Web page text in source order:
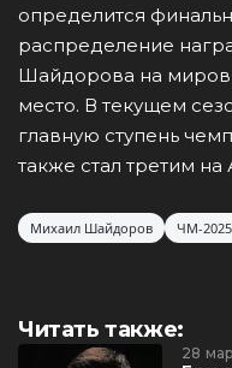
определится
распределение
Шайдорова на
место. В текущем
главную ступень
также стал третим на
Михаил Шайдоров ЧМ-
Читать также:
28